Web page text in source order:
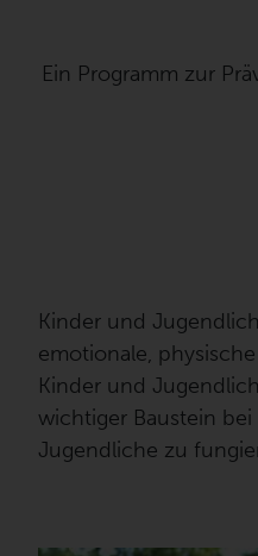
Ein Programm zur
Kinder und
emotionale,
Kinder und
wichtiger Baustein
Jugendliche zu